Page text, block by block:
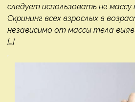
следует использовать не
Скрининг всех взрослых в
независимо от массы тела
[…]